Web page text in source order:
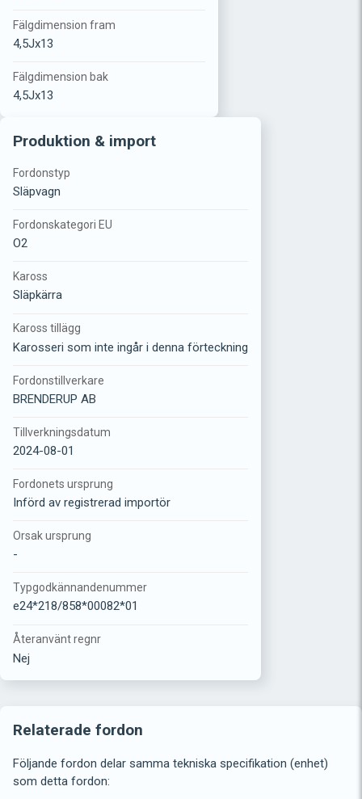
Fälgdimension fram
4,5Jx13
Fälgdimension bak
4,5Jx13
Produktion & import
Fordonstyp
Släpvagn
Fordonskategori EU
O2
Kaross
Släpkärra
Kaross tillägg
Karosseri som inte ingår i denna förteckning
Fordonstillverkare
BRENDERUP AB
Tillverkningsdatum
2024-08-01
Fordonets ursprung
Införd av registrerad importör
Orsak ursprung
-
Typgodkännandenummer
e24*218/858*00082*01
Återanvänt regnr
Nej
Relaterade fordon
Följande fordon delar samma tekniska specifikation (enhet)
som detta fordon: